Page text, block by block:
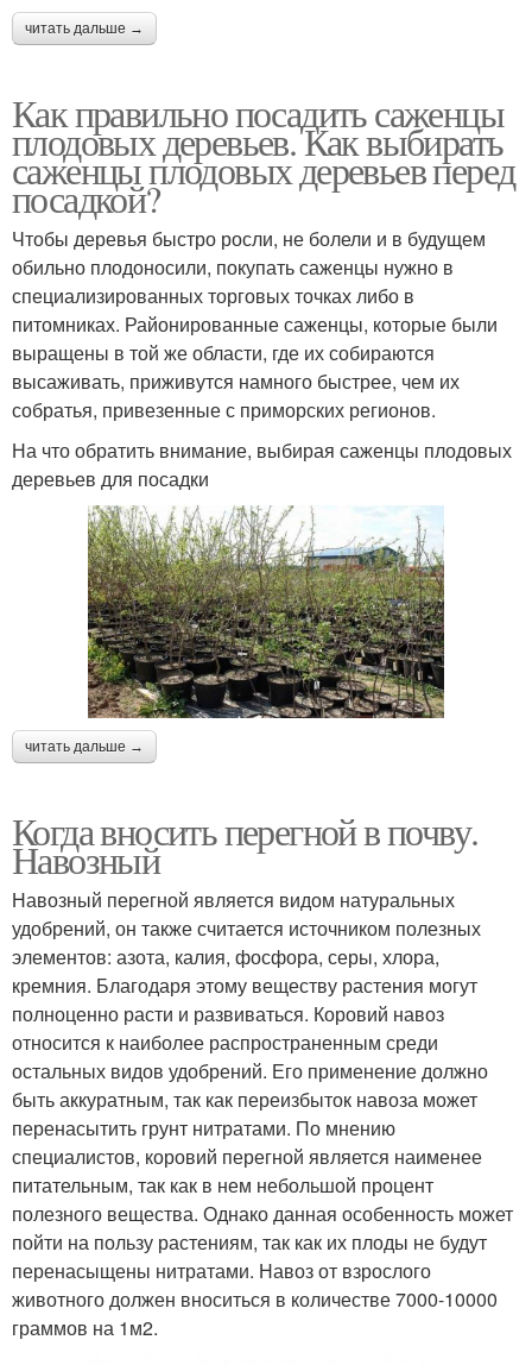
читать дальше →
Как правильно посадить саженцы
плодовых деревьев. Как выбирать
саженцы плодовых деревьев перед
посадкой?
Чтобы деревья быстро росли, не болели и в будущем
обильно плодоносили, покупать саженцы нужно в
специализированных торговых точках либо в
питомниках. Районированные саженцы, которые были
выращены в той же области, где их собираются
высаживать, приживутся намного быстрее, чем их
собратья, привезенные с приморских регионов.
На что обратить внимание, выбирая саженцы плодовых
деревьев для посадки
читать дальше →
Когда вносить перегной в почву.
Навозный
Навозный перегной является видом натуральных
удобрений, он также считается источником полезных
элементов: азота, калия, фосфора, серы, хлора,
кремния. Благодаря этому веществу растения могут
полноценно расти и развиваться. Коровий навоз
относится к наиболее распространенным среди
остальных видов удобрений. Его применение должно
быть аккуратным, так как переизбыток навоза может
перенасытить грунт нитратами. По мнению
специалистов, коровий перегной является наименее
питательным, так как в нем небольшой процент
полезного вещества. Однако данная особенность может
пойти на пользу растениям, так как их плоды не будут
перенасыщены нитратами. Навоз от взрослого
животного должен вноситься в количестве 7000-10000
граммов на 1м2.